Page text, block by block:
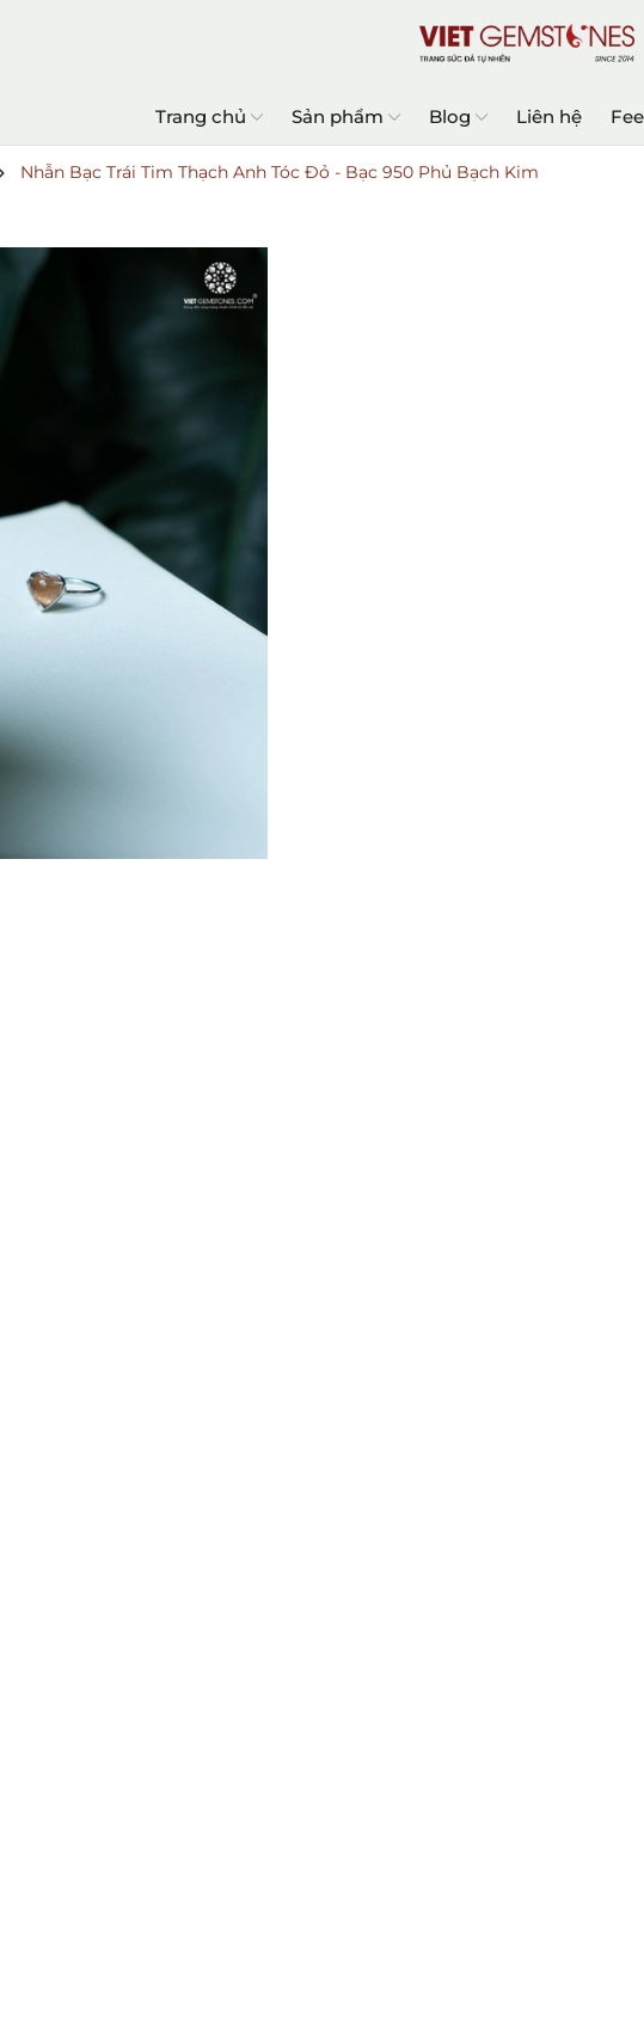
Trang chủ Sản phẩm Blog Liên hệ
Nhẫn Bạc Trái Tim Thạch Anh Tóc Đỏ - Bạc 950 Phủ Bạch Kim